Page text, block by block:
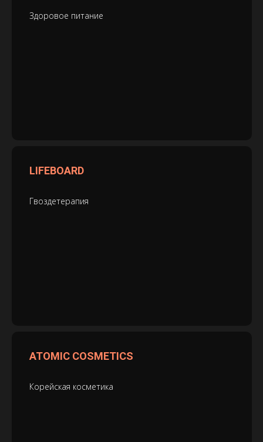
Здоровое питание
LIFEBOARD
Гвоздетерапия
ATOMIC COSMETICS
Корейская косметика